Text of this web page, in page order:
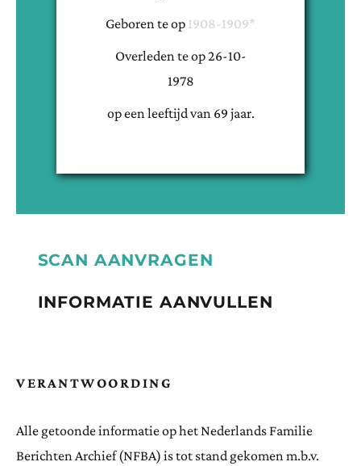
Geboren teop 1908-1909*
Overleden teop26-10-
1978
op een leeftijd van 69 jaar.
SCAN AANVRAGEN
INFORMATIE AANVULLEN
VERANTWOORDING
Alle getoonde informatie op het Nederlands Familie
Berichten Archief (NFBA) is tot stand gekomen m.b.v.